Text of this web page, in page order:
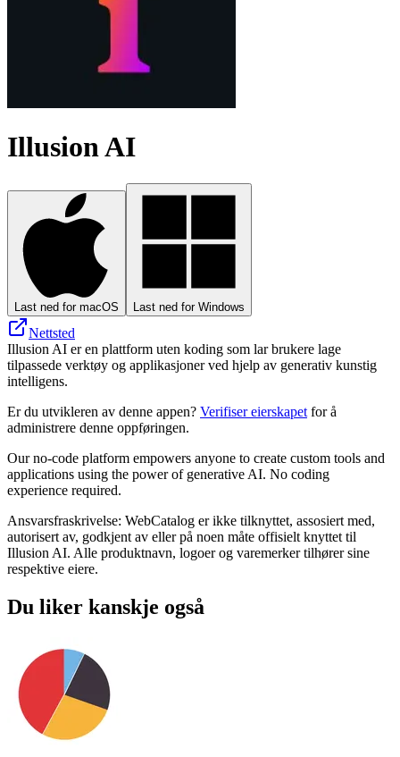
Illusion AI
Last ned for macOS Last ned for Windows
Nettsted
Illusion AI er en plattform uten koding som lar brukere lage
tilpassede verktøy og applikasjoner ved hjelp av generativ kunstig
intelligens.
Er du utvikleren av denne appen? Verifiser eierskapet for å
administrere denne oppføringen.
Our no-code platform empowers anyone to create custom tools and
applications using the power of generative AI. No coding
experience required.
Ansvarsfraskrivelse: WebCatalog er ikke tilknyttet, assosiert med,
autorisert av, godkjent av eller på noen måte offisielt knyttet til
Illusion AI. Alle produktnavn, logoer og varemerker tilhører sine
respektive eiere.
Du liker kanskje også